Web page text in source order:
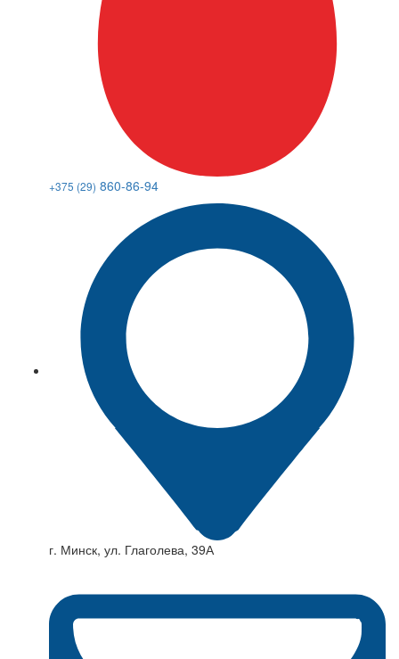
+375 (29) 860-86-94
г. Минск, ул. Глаголева, 39А